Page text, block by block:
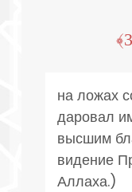
на ложах
даровал
высшим
видение
Аллаха.)